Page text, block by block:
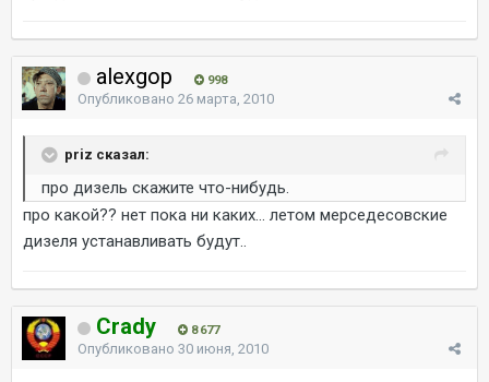
alexgop 998
Опубликовано 26 марта, 2010
priz сказал:
про дизель скажите что-нибудь.
про какой?? нет пока ни каких... летом мерседесовские
дизеля устанавливать будут..
Crady 8 677
Опубликовано 30 июня, 2010